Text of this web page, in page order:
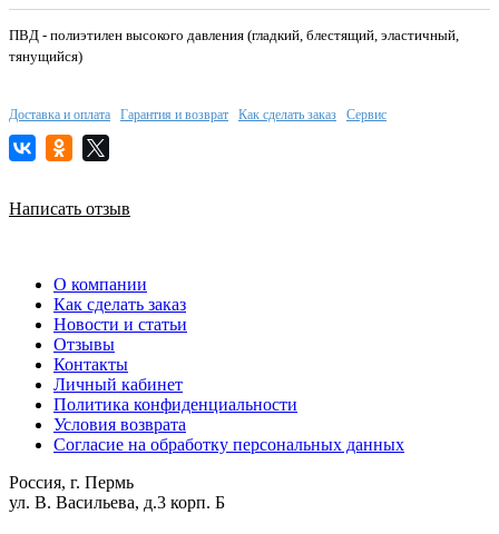
ПВД - полиэтилен высокого давления (гладкий, блестящий, эластичный,
тянущийся)
Доставка и оплата Гарантия и возврат Как сделать заказ Сервис
Написать отзыв
О компании
Как сделать заказ
Новости и статьи
Отзывы
Контакты
Личный кабинет
Политика конфиденциальности
Условия возврата
Согласие на обработку персональных данных
Россия, г. Пермь
ул. В. Васильева, д.3 корп. Б